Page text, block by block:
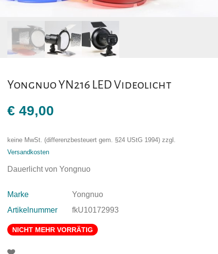
Yongnuo YN216 LED Videolicht
€ 49,00
keine MwSt. (differenzbesteuert gem. §24 UStG 1994) zzgl.
Versandkosten
Dauerlicht von Yongnuo
Marke
Yongnuo
Artikelnummer
fkU10172993
NICHT MEHR VORRÄTIG